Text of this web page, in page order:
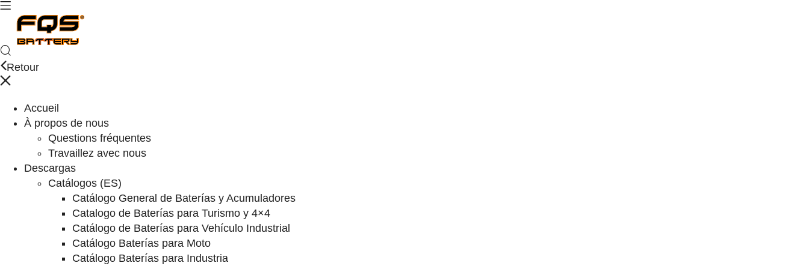
Retour
Accueil
À propos de nous
Questions fréquentes
Travaillez avec nous
Descargas
Catálogos (ES)
Catálogo General de Baterías y Acumuladores
Catalogo de Baterías para Turismo y 4×4
Catálogo de Baterías para Vehículo Industrial
Catálogo Baterías para Moto
Catálogo Baterías para Industria